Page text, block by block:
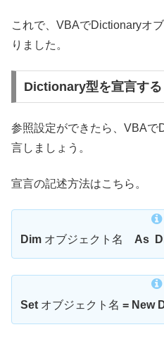
これで、VBAでDictionaryオ
りました。
Dictionary型を宣言する
参照設定ができたら、VBAで
言しましょう。
宣言の記述方法はこちら。
Dim オブジェクト名 As
Set オブジェクト名 = New